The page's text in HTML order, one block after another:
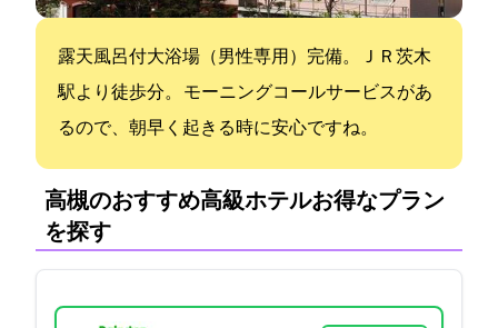
露天風呂付大浴場（男性専用）完備。ＪＲ茨木
駅より徒歩1分。 モーニングコールサービスがあ
るので、朝早く起きる時に安心ですね。
高槻のおすすめ高級ホテル:お得なプラン
を探す